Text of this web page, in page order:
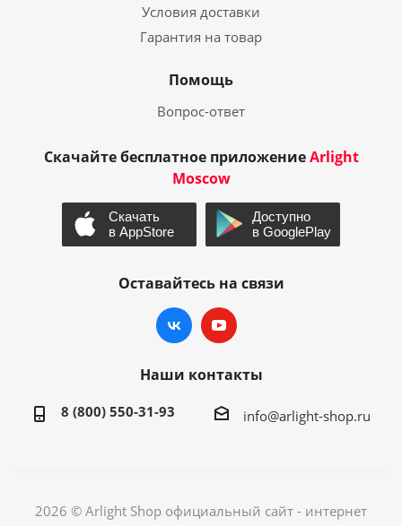
Условия доставки
Гарантия на товар
Помощь
Вопрос-ответ
Скачайте бесплатное приложениеArlight
Moscow
Оставайтесь на связи
Наши контакты
8 (800) 550-31-93 info@arlight-shop.ru
2026 © Arlight Shop официальный сайт - интернет